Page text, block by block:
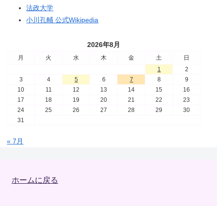
法政大学
小川孔輔 公式Wikipedia
2026年8月
月 火 水 木 金 土
日
1
2
3
4 5 6 7 8
9
10
11 12 13 14 15
16
17
18 19 20 21 22
23
24
25 26 27 28 29
30
31
« 7月
ホームに戻る